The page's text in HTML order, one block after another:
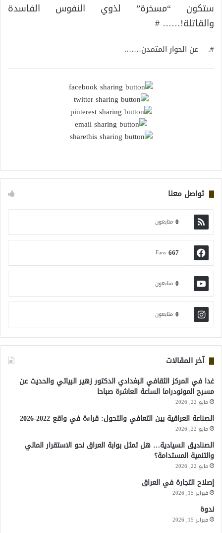
ستكون “مسخرة” لذوي النفوس الفاسدة
والقاتلة!…… #
#. عن الحوار المتمدن…….
تواصل معنا
0 متابعون
667
Fans
0 متابعون
0 متابعون
آخر المقالات
غدا في المركز الثقافي البغدادي الدكتور زهير البياتي والحديث عن
مسرح المونودراما الساعة العاشرة صباحا
مايو 22, 2026
الصناعة العراقية بين التعافي والتحول: قراءة في واقع 2022-2026
مايو 22, 2026
الصناديق السيادية… هل تمثل بوابة العراق نحو الاستقرار المالي
والتنمية المستدامة؟
مايو 22, 2026
إصلاح التجارة في العراق
فبراير 15, 2026
ندوة
فبراير 15, 2026